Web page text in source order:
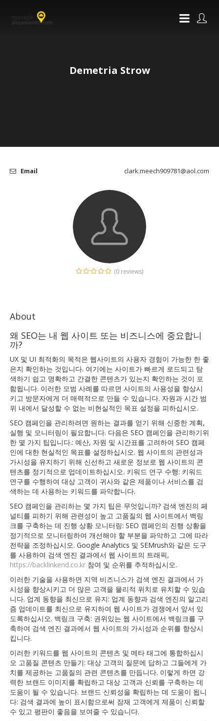
Demetria Strow
Email clark.meech909781@aol.com
(0 reviews)
About
왜 SEO는 내 웹 사이트 또는 비즈니스에 중요합니
까?
UX 및 UI 최적화의 목적은 웹사이트의 사용자 경험이 가능한 한 좋
은지 확인하는 것입니다. 여기에는 사이트가 빠르게 로드되고 탐
색하기 쉽고 명확하고 간결한 콘텐츠가 있는지 확인하는 것이 포
함됩니다. 이러한 모범 사례를 따르면 사이트의 사용성을 향상시
키고 방문자에게 더 매력적으로 만들 수 있습니다. 자원과 시간 범
위 내에서 달성할 수 없는 비현실적인 목표 설정을 피하십시오.
SEO 캠페인을 관리하려면 원하는 결과를 얻기 위해 신중한 계획,
실행 및 모니터링이 필요합니다. 다음은 SEO 캠페인을 관리하기위
한 몇 가지 팁입니다.: 예산, 자원 및 시간표를 고려하여 SEO 캠페
인에 대한 현실적인 목표를 설정하십시오. 웹 사이트의 관련성과
가시성을 유지하기 위해 신선하고 새로운 정보로 웹 사이트의 콘
텐츠를 정기적으로 업데이트하십시오. 키워드 연구 수행: 키워드
연구를 수행하여 대상 고객이 귀사와 같은 제품이나 서비스를 검
색하는 데 사용하는 키워드를 파악합니다.
SEO 캠페인을 관리하는 몇 가지 팁은 무엇입니까? 검색 엔진의 페
널티를 피하기 위해 관련성이 높고 고품질의 웹 사이트에서 백링
크를 구축하는 데 진행 상황 모니터링: SEO 캠페인의 진행 상황을
정기적으로 모니터링하여 개선해야 할 부분을 파악하고 그에 따라
전략을 조정하십시오. Google Analytics 및 SEMrush와 같은 도구
를 사용하여 검색 엔진 결과에서 웹 사이트의 트래픽,
https://backlinkend.co.kr 참여 및 순위를 추적하십시오.
이러한 기술을 사용하면 지역 비즈니스가 검색 엔진 결과에서 가
시성을 향상시키고 더 많은 고객을 물리적 위치로 유치할 수 있습
니다. 업계 동향을 최신으로 유지: 업계 동향과 검색 엔진의 알고리
즘 업데이트를 최신으로 유지하여 웹 사이트가 경쟁에서 앞서 있
도록하십시오. 백링크 구축: 권위있는 웹 사이트에서 백링크를 구
축하여 검색 엔진 결과에서 웹 사이트의 가시성과 순위를 향상시
킵니다.
이러한 키워드를 웹 사이트의 콘텐츠 및 메타 태그에 통합하십시
오 고품질 콘텐츠 만들기: 대상 고객의 질문에 답하고 그들에게 가
치를 제공하는 고품질의 관련 콘텐츠를 만듭니다. 이렇게 하면 강
력한 브랜드 이미지를 확립하고 대상 고객과 신뢰를 구축하는 데
도움이 될 수 있습니다. 브랜드 신뢰성을 확립하는 데 도움이 됩니
다: 검색 결과에 높이 표시함으로써 잠재 고객에게 제품이 신뢰할
수 있고 평판이 좋음을 보여줄 수 있습니다.